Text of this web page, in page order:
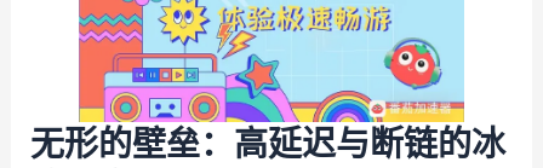
无形的壁垒：高延迟与断链的冰